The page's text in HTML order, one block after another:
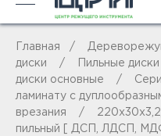
Главная
диски
Пильные
диски основные
ламинату с
врезания
пильный [ ДСП, ЛДСП,